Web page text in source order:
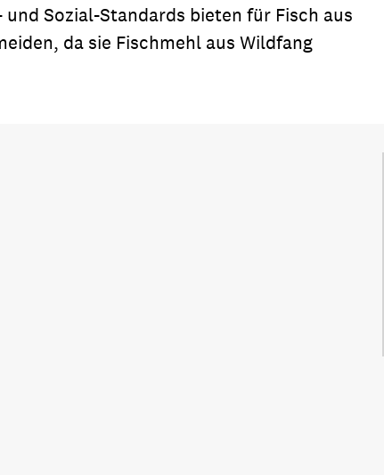
Sozial-Standards bieten für Fisch aus
da sie Fischmehl aus Wildfang